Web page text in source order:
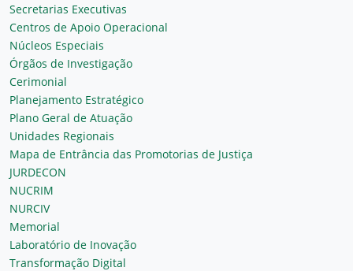
Secretarias Executivas
Centros de Apoio Operacional
Núcleos Especiais
Órgãos de Investigação
Cerimonial
Planejamento Estratégico
Plano Geral de Atuação
Unidades Regionais
Mapa de Entrância das Promotorias de Justiça
JURDECON
NUCRIM
NURCIV
Memorial
Laboratório de Inovação
Transformação Digital